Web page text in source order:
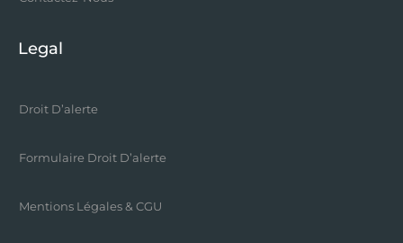
Legal
Droit D’alerte
Formulaire Droit D’alerte
Mentions Légales & CGU